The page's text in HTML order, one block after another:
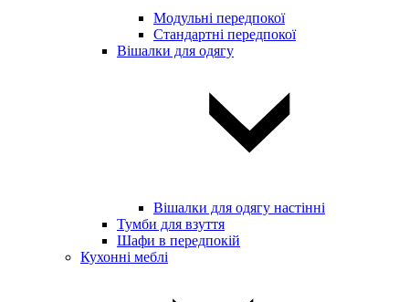
Модульні передпокої
Стандартні передпокої
Вішалки для одягу
Вішалки для одягу настінні
Тумби для взуття
Шафи в передпокій
Кухонні меблі